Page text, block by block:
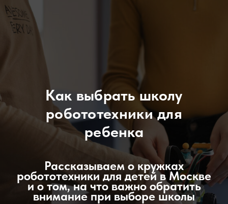
Как выбрать школу
робототехники для
ребенка
Рассказываем о кружках
робототехники для детей в Москве
и о том, на что важно обратить
внимание при выборе школы